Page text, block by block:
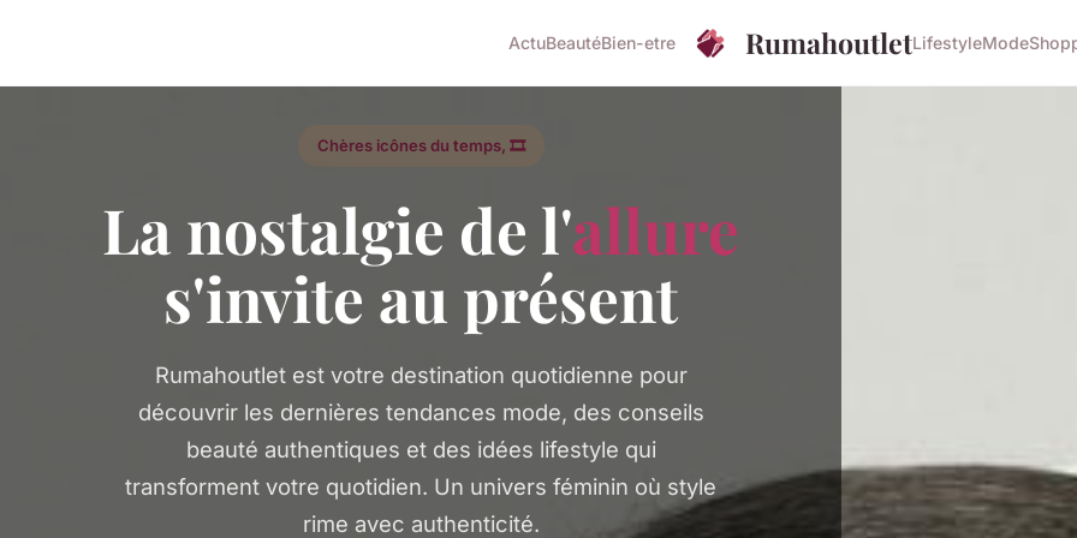
ActuBeautéBien-etre RumahoutletLifestyleMode
Chères icônes du temps, 🎞️
La nostalgie de l'allure
s'invite au présent
Rumahoutlet est votre destination quotidienne pour
découvrir les dernières tendances mode, des conseils
beauté authentiques et des idées lifestyle qui
transforment votre quotidien. Un univers féminin où style
rime avec authenticité.